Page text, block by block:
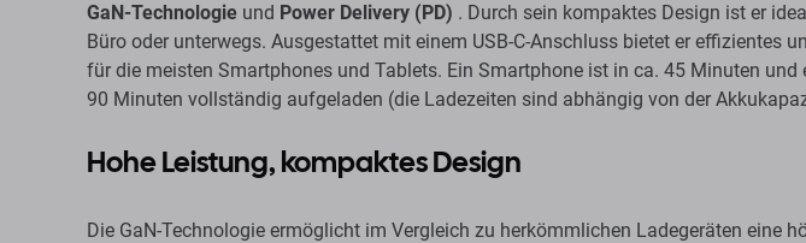
GaN-Technologie und Power Delivery (PD) . Durch sein kompaktes Design ist er
Büro oder unterwegs. Ausgestattet mit einem USB-C-Anschluss bietet er effizientes
für die meisten Smartphones und Tablets. Ein Smartphone ist in ca. 45 Minuten und
90 Minuten vollständig aufgeladen (die Ladezeiten sind abhängig von der
Hohe Leistung, kompaktes Design
Die GaN-Technologie ermöglicht im Vergleich zu herkömmlichen Ladegeräten eine